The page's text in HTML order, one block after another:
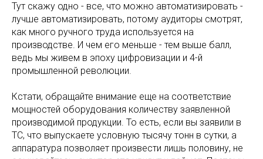
Тут скажу одно - все, что можно автоматизировать -
лучше автоматизировать, потому аудиторы смотрят,
как много ручного труда используется на
производстве. И чем его меньше - тем выше балл,
ведь мы живем в эпоху цифровизации и 4-й
промышленной революции.
Кстати, обращайте внимание еще на соответствие
мощностей оборудования количеству заявленной
производимой продукции. То есть, если вы заявили в
ТС, что выпускаете условную тысячу тонн в сутки, а
аппаратура позволяет произвести лишь половину, не